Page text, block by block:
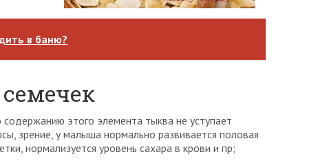
в баню?
этого элемента тыква не уступает
зрение, у малыша нормально развивается половая
нормализуется уровень сахара в крови и пр;